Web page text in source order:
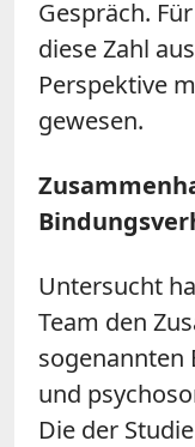
Gespräch.
diese Zahl
Perspektive
gewesen.
Untersucht
Team den
sogenannten
und
Die der